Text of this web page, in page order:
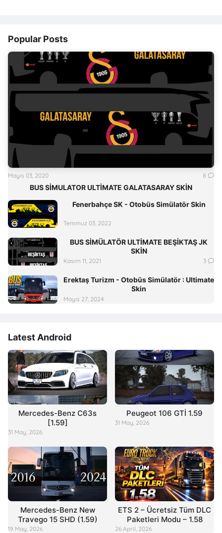
Popular Posts
BUS SİMULATOR ULTİMATE GALATASARAY SKİN
Mayıs 03, 2020 8
Fenerbahçe SK - Otobüs Simülatör Skin
Temmuz 03, 2022
BUS SİMÜLATÖR ULTİMATE BEŞİKTAŞ JK
SKİN
Kasım 11, 2021 3
Erektaş Turizm - Otobüs Simülatör : Ultimate
Skin
Mayıs 27, 2024
Latest Android
Mercedes-Benz C63s
[1.59]
31 May, 2026
Peugeot 106 GTİ 1.59
31 May, 2026
Mercedes-Benz New
Travego 15 SHD (1.59)
19 May, 2026
ETS 2 – Ücretsiz Tüm DLC
Paketleri Modu – 1.58
26 April, 2026